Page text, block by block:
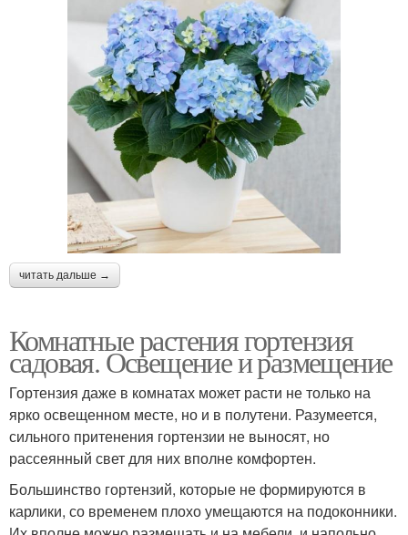
читать дальше →
Комнатные растения гортензия
садовая. Освещение и размещение
Гортензия даже в комнатах может расти не только на
ярко освещенном месте, но и в полутени. Разумеется,
сильного притенения гортензии не выносят, но
рассеянный свет для них вполне комфортен.
Большинство гортензий, которые не формируются в
карлики, со временем плохо умещаются на подоконники.